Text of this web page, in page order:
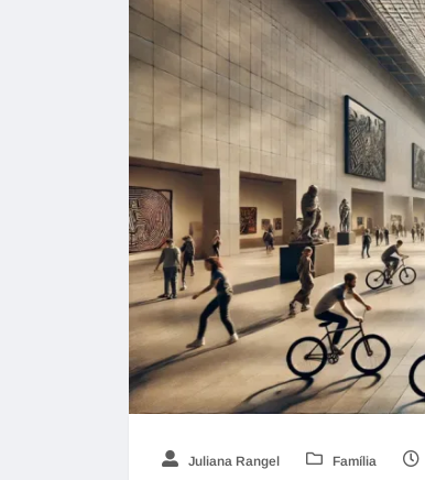
Juliana Rangel Família